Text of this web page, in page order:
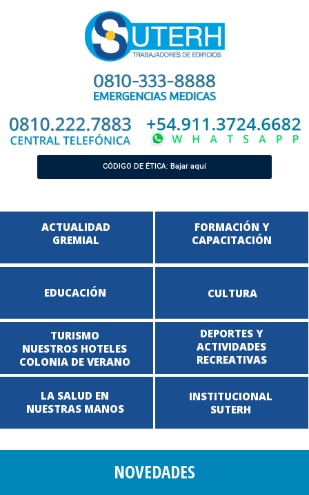
CÓDIGO DE ÉTICA: Bajar aquí
ACTUALIDAD
GREMIAL
EDUCACIÓN CULTURA
TURISMO
NUESTROS HOTELES
COLONIA DE VERANO
DEPORTES Y
ACTIVIDADES
RECREATIVAS
LA SALUD EN
NUESTRAS MANOS
INSTITUCIONAL
SUTERH
FORMACIÓN Y
CAPACITACIÓN
NOVEDADES